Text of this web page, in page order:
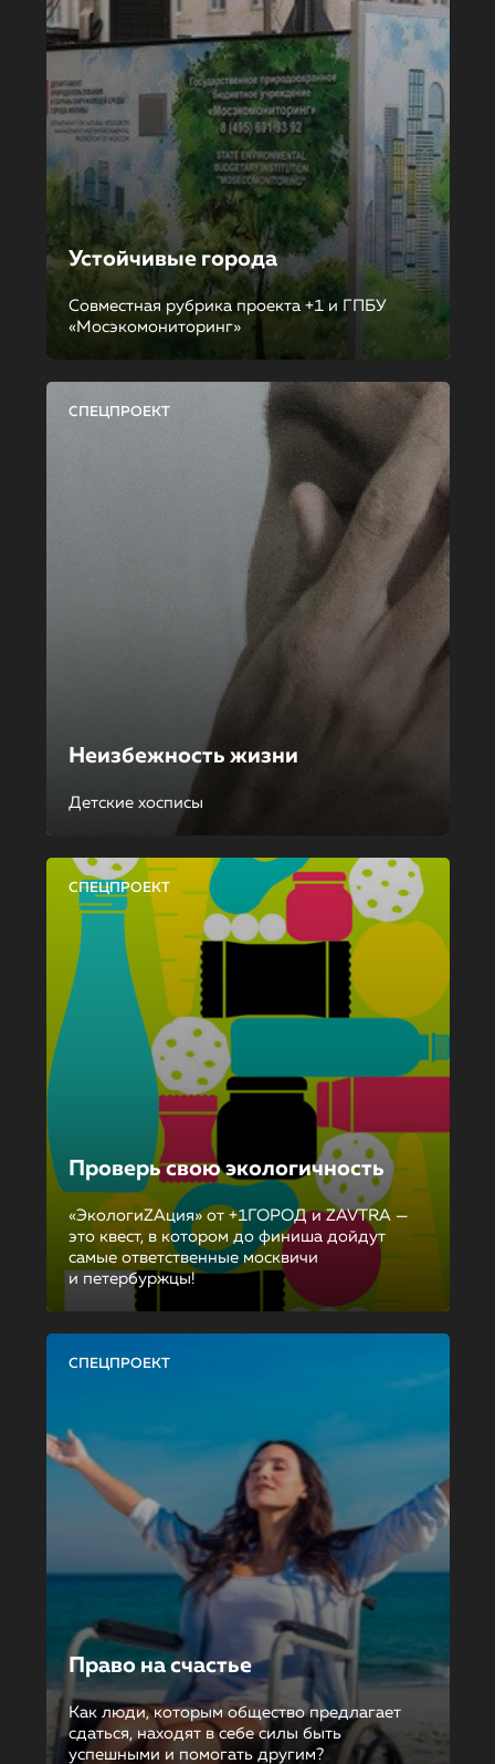
Устойчивые города
Совместная рубрика проекта +1 и ГПБУ
«Мосэкомониторинг»
СПЕЦПРОЕКТ
Неизбежность жизни
Детские хосписы
СПЕЦПРОЕКТ
Проверь свою экологичность
«ЭкологиZAция» от +1ГОРОД и ZAVTRA —
это квест, в котором до финиша дойдут
самые ответственные москвичи
и петербуржцы!
СПЕЦПРОЕКТ
Право на счастье
Как люди, которым общество предлагает
сдаться, находят в себе силы быть
успешными и помогать другим?